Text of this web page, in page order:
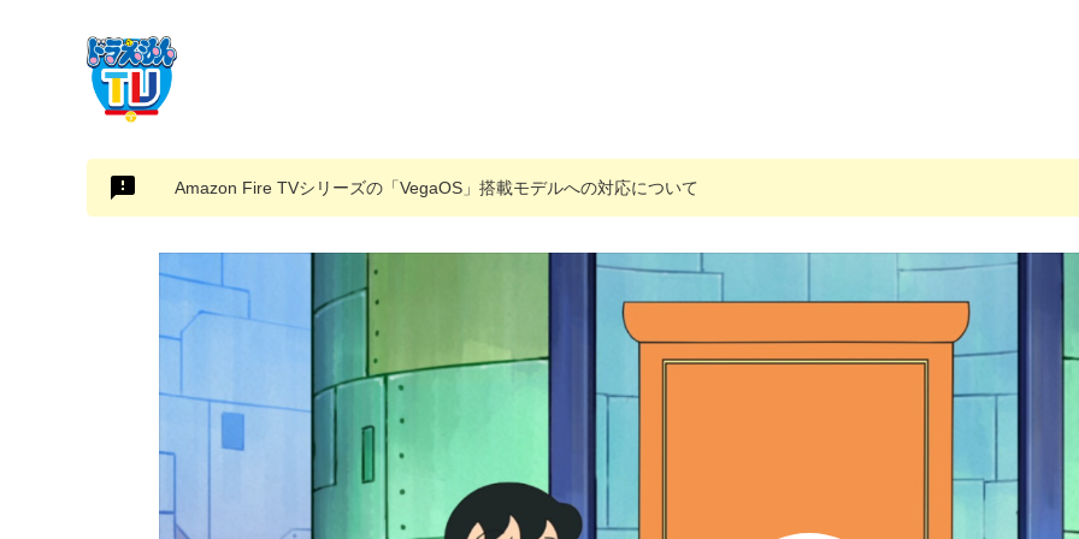
Amazon Fire TVシリーズの「VegaOS」搭載モデルへの対応について